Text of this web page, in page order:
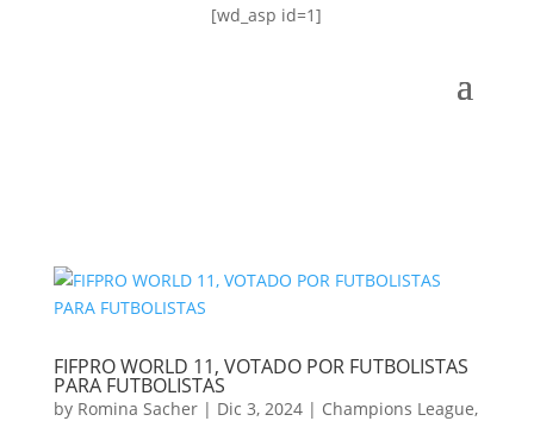
[wd_asp id=1]
FIFPRO WORLD 11, VOTADO POR FUTBOLISTAS
PARA FUTBOLISTAS
by Romina Sacher| Dic 3, 2024| Champions League,